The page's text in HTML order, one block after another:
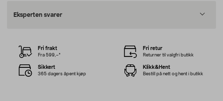
Eksperten svarer
Fri frakt
Fra 599,–*
Fri retur
Returner til valgfri butikk
Sikkert
365 dagers åpent kjøp
Klikk&Hent
Bestill på nett og hent i butikk